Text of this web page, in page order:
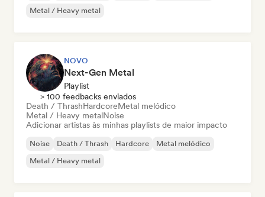
Metal / Heavy metal
NOVO
Next-Gen Metal
Playlist
> 100 feedbacks enviados
Death / ThrashHardcoreMetal melódico
Metal / Heavy metalNoise
Adicionar artistas às minhas playlists de maior impacto
Noise Death / Thrash Hardcore
Metal melódico
Metal / Heavy metal